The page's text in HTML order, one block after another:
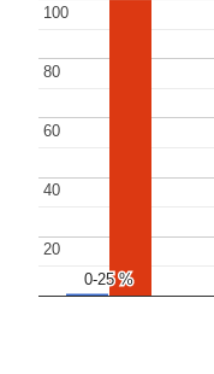
0-25 %
0-25 %
20
20
40
40
60
60
80
80
100
100